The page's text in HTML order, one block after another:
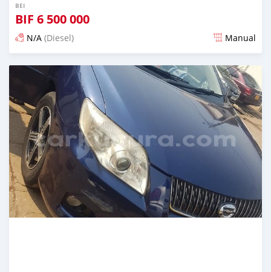
BEI
BIF 6 500 000
N/A (Diesel) Manual
Ilitangazwa karibia miaka 6 iliopita